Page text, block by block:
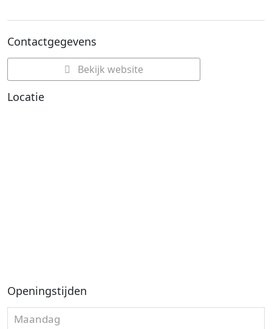
Contactgegevens
Bekijk website
Locatie
Openingstijden
Maandag